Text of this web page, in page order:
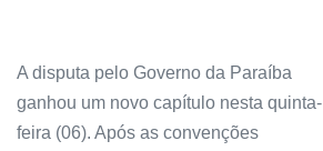
A disputa pelo Governo da Paraíba
ganhou um novo capítulo nesta quinta-
feira (06). Após as convenções